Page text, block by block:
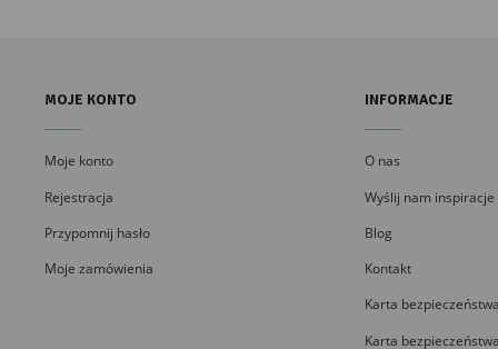
MOJE KONTO
Moje konto
Rejestracja
Przypomnij hasło
Moje zamówienia
INFORMACJE
O nas
Wyślij nam inspiracje
Blog
Kontakt
Karta
Karta